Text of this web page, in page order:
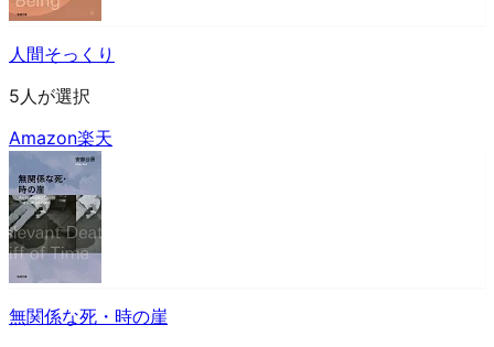
人間そっくり
5人が選択
Amazon楽天
無関係な死・時の崖